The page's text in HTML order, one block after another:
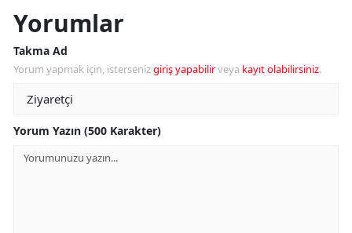
Yorumlar
Takma Ad
Yorum yapmak için, istersenizgiriş yapabilirveya kayıt olabilirsiniz.
Yorum Yazın (500 Karakter)